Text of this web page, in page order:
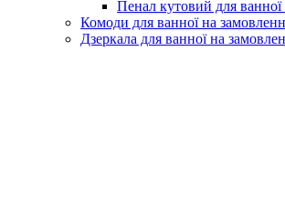
Пенал кутовий для ванної
Комоди для ванної на
Дзеркала для ванної на